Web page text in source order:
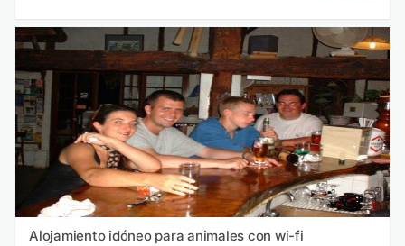
Alojamiento idóneo para animales con wi-fi